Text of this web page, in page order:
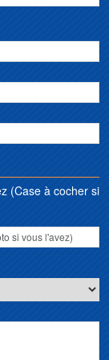
(Case à cocher si